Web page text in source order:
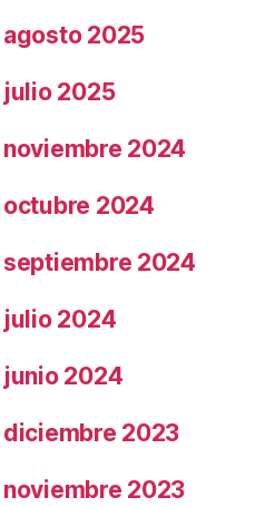
agosto 2025
julio 2025
noviembre 2024
octubre 2024
septiembre 2024
julio 2024
junio 2024
diciembre 2023
noviembre 2023